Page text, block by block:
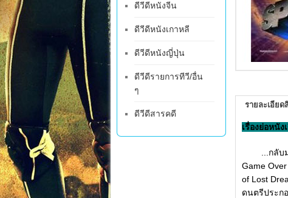
ดีวีดีหนังจีน
ดีวีดีหนังเกาหลี
ดีวีดีหนังญี่ปุ่น
ดีวีดีรายการทีวี/อื่น
ๆ
ดีวีดีสารคดี
รายละเอียด
เรื่องย่อหนั
...กลับมา
Game
of Lost
ดนตรีประก